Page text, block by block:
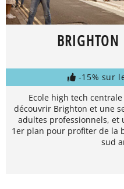
BRIGHTON
-15% sur
Ecole high tech
découvrir Brighton et une
adultes professionnels, et
1er plan pour profiter de la
sud